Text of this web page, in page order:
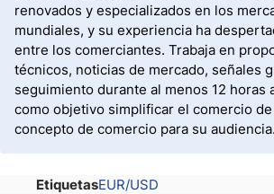
renovados y especializados en los
mundiales, y su experiencia ha
entre los comerciantes. Trabaja en
técnicos, noticias de mercado, señales
seguimiento durante al menos 12 horas
como objetivo simplificar el comercio
concepto de comercio para su audiencia.
EtiquetasEUR/USD